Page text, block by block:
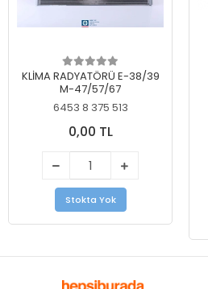
KLİMA RADYATÖRÜ E-38/39
M-47/57/67
6453 8 375 513
0,00 TL
Stokta Yok